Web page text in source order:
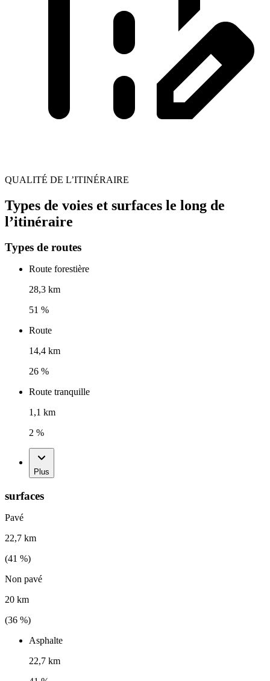
QUALITÉ DE L’ITINÉRAIRE
Types de voies et surfaces le long de
l’itinéraire
Types de routes
Route forestière
28,3 km
51 %
Route
14,4 km
26 %
Route tranquille
1,1 km
2 %
Plus
surfaces
Pavé
22,7 km
(41 %)
Non pavé
20 km
(36 %)
Asphalte
22,7 km